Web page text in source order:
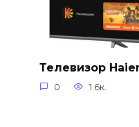
Телевизор
0 1.6к.